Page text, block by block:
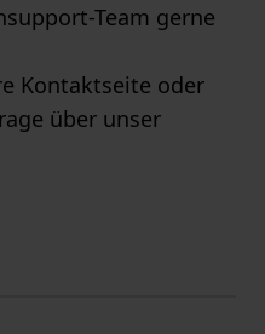
Team gerne
Kontaktseite oder
über unser